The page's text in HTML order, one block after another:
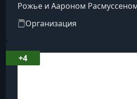
Рожье и Аароном
предоставляет доступ к
созданным и представленным
областях.​Особенности
платформы:Преподаватели:
Организация
+4